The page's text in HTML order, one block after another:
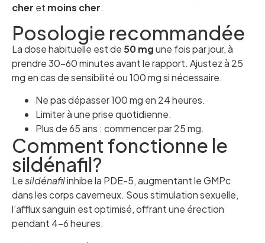
cher et moins cher.
Posologie recommandée
La dose habituelle est de 50 mgune fois par jour, à
prendre 30–60 minutes avant le rapport. Ajustez à 25
mg en cas de sensibilité ou 100 mg si nécessaire.
Ne pas dépasser 100 mg en 24 heures.
Limiter à une prise quotidienne.
Plus de 65 ans : commencer par 25 mg.
Comment fonctionne le
sildénafil?
Lesildénafilinhibe la PDE-5, augmentant le GMPc
dans les corps caverneux. Sous stimulation sexuelle,
l’afflux sanguin est optimisé, offrant une érection
pendant 4–6 heures.